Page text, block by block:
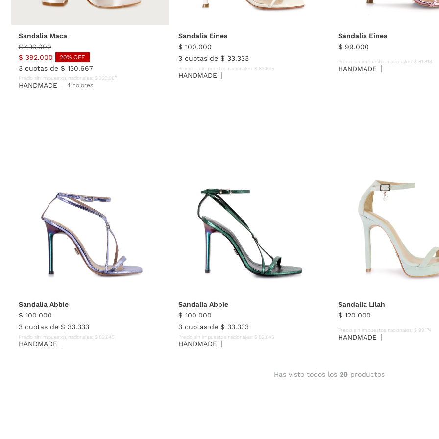
Sandalia Maca
$ 490.000
$ 392.000 20% OFF
3cuotas de $ 130.667
Precio sin impuestos nacionales: $ 323 967
HANDMADE 4 colores
Sandalia Eines
$ 100.000
3cuotas de $ 33.333
Precio sin impuestos nacionales: $ 82 645
HANDMADE
Sandalia Eines
$ 99.000
Precio sin impuestos nacionales: $ 81 818
HANDMADE
Sandalia Abbie
$ 100.000
3cuotas de $ 33.333
Precio sin impuestos nacionales: $ 82 645
HANDMADE
Sandalia Abbie
$ 100.000
3cuotas de $ 33.333
Precio sin impuestos nacionales: $ 82 645
HANDMADE
Sandalia Lilah
$ 120.000
Precio sin impuestos nacionales: $ 99 174
HANDMADE
Has visto todos los 20 productos